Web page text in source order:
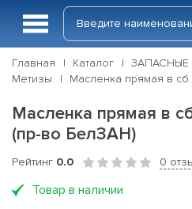
Главная Каталог ЗАПАСНЫЕ
Метизы
Масленка прямая в
Масленка прямая в
(пр-во БелЗАН)
Рейтинг 0.0 0
Товар в наличии